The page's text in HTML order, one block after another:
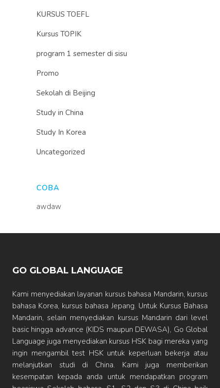
KURSUS TOEFL
Kursus TOPIK
program 1 semester di sisu
Promo
Sekolah di Beijing
Study in China
Study In Korea
Uncategorized
COBA
awdaw
GO GLOBAL LANGUAGE
Kami menyediakan layanan kursus bahasa Mandarin, kursus
bahasa Korea, kursus bahasa Jepang. Untuk Kursus Bahasa
Mandarin, selain menyediakan kursus Mandarin dari level
basic hingga advance (KIDS maupun DEWASA), Go Global
Language juga menyediakan kursus HSK bagi mereka yang
ingin mengambil test HSK untuk keperluan bekerja atau
melanjutkan studi di China. Kami juga memberikan
kesempatan kepada anda untuk mendapatkan program